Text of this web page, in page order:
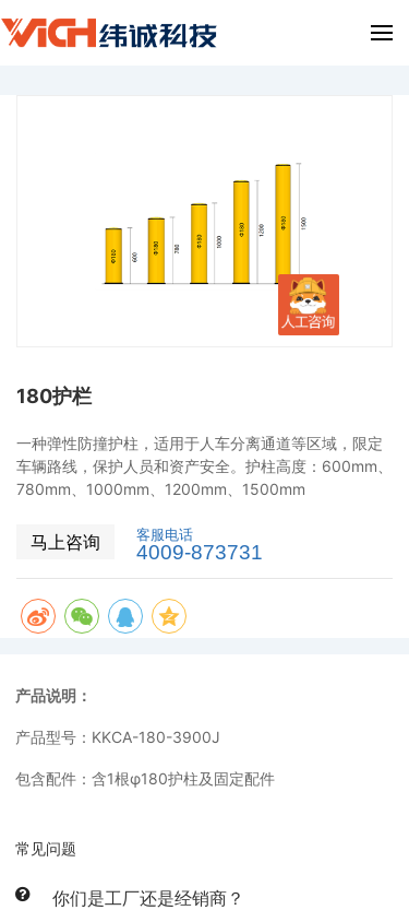
180护栏
一种弹性防撞护柱，适用于人车分离通道等区域，限定
车辆路线，保护人员和资产安全。护柱高度：600mm、
780mm、1000mm、1200mm、1500mm
马上咨询 客服电话
4009-873731
产品说明：
产品型号：KKCA-180-3900J
包含配件：含1根φ180护柱及固定配件
常见问题
你们是工厂还是经销商？